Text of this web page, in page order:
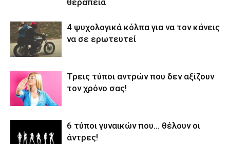
θεραπεία
4 ψυχολογικά κόλπα για να τον κάνεις
να σε ερωτευτεί
Τρεις τύποι αντρών που δεν αξίζουν
τον χρόνο σας!
6 τύποι γυναικών που… θέλουν οι
άντρες!